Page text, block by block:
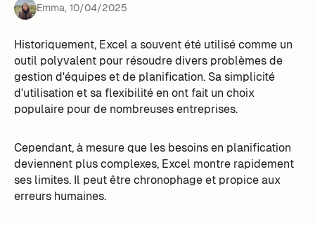
Emma, 10/04/2025
Historiquement, Excel a souvent été utilisé comme un
outil polyvalent pour résoudre divers problèmes de
gestion d'équipes et de planification. Sa simplicité
d'utilisation et sa flexibilité en ont fait un choix
populaire pour de nombreuses entreprises.
Cependant, à mesure que les besoins en planification
deviennent plus complexes, Excel montre rapidement
ses limites. Il peut être chronophage et propice aux
erreurs humaines.